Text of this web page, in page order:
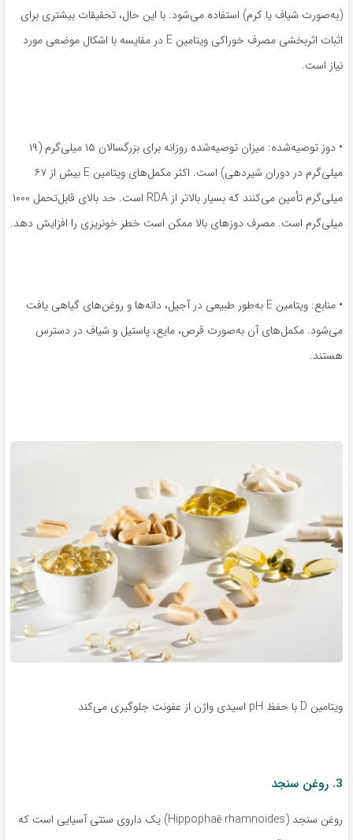
(به‌صورت شیاف یا کرم) استفاده می‌شود. با این حال، تحقیقات بیشتری برای
اثبات اثربخشی مصرف خوراکی ویتامین E در مقایسه با اشکال موضعی مورد
نیاز است.
• دوز توصیه‌شده: میزان توصیه‌شده روزانه برای بزرگسالان ۱۵ میلی‌گرم (۱۹
میلی‌گرم در دوران شیردهی) است. اکثر مکمل‌های ویتامین E بیش از ۶۷
میلی‌گرم تأمین می‌کنند که بسیار بالاتر از RDA است. حد بالای قابل‌تحمل ۱۰۰۰
میلی‌گرم است. مصرف دوزهای بالا ممکن است خطر خونریزی را افزایش دهد.
• منابع: ویتامین E به‌طور طبیعی در آجیل، دانه‌ها و روغن‌های گیاهی یافت
می‌شود. مکمل‌های آن به‌صورت قرص، مایع، پاستیل و شیاف در دسترس
هستند.
ویتامین D با حفظ pH اسیدی واژن از عفونت جلوگیری می‌کند
3. روغن سنجد
روغن سنجد (Hippophaë rhamnoides) یک داروی سنتی آسیایی است که